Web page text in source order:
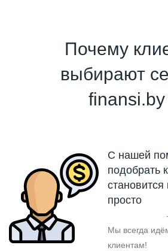
Почему
выбирают
С нашей
подобрать
просто
Мы всегда
клиентам!